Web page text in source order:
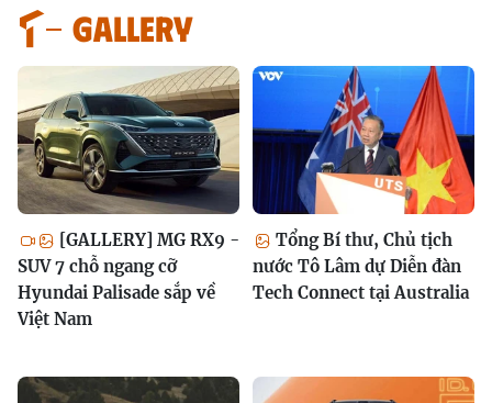
GALLERY
[GALLERY] MG RX9 -
SUV 7 chỗ ngang cỡ
Hyundai Palisade sắp về
Việt Nam
Tổng Bí thư, Chủ tịch
nước Tô Lâm dự Diễn đàn
Tech Connect tại Australia